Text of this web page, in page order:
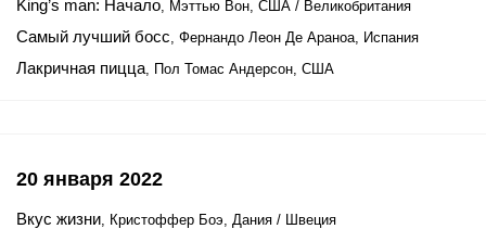
King’s man: Начало, Мэттью Вон, США / Великобритания
Самый лучший босс, Фернандо Леон Де Араноа, Испания
Лакричная пицца, Пол Томас Андерсон, США
20 января 2022
Вкус жизни, Кристоффер Боэ, Дания / Швеция